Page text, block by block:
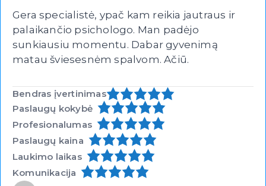
Gera specialistė, ypač kam reikia jautraus ir
palaikančio psichologo. Man padėjo
sunkiausiu momentu. Dabar gyvenimą
matau šviesesnėm spalvom. Ačiū.
Bendras įvertinimas
Paslaugų kokybė
Profesionalumas
Paslaugų kaina
Laukimo laikas
Komunikacija